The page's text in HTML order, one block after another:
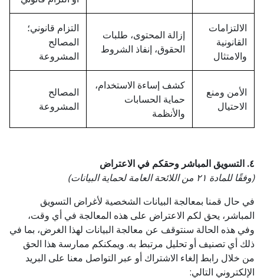
الالتزامات
القانونية
والامتثال
إزالة المحتوى، طلبات
الحقوق، إنفاذ الشروط
التزام قانوني؛
المصالح
المشروعة
الأمن ومنع
الاحتيال
كشف إساءة الاستخدام،
حماية الحسابات
والأنظمة
المصالح
المشروعة
٤. التسويق المباشر وحقكم في الاعتراض
(وفقًا للمادة ٢١ من اللائحة العامة لحماية البيانات)
في حال قمنا بمعالجة البيانات الشخصية لأغراض التسويق
المباشر، يحق لكم الاعتراض على هذه المعالجة في أي وقت،
وفي هذه الحالة سنتوقف عن معالجة البيانات لهذا الغرض، بما في
ذلك أي تصنيف أو تحليل مرتبط به. ويمكنكم ممارسة هذا الحق
من خلال رابط إلغاء الاشتراك أو عبر التواصل معنا على البريد
الإلكتروني التالي: